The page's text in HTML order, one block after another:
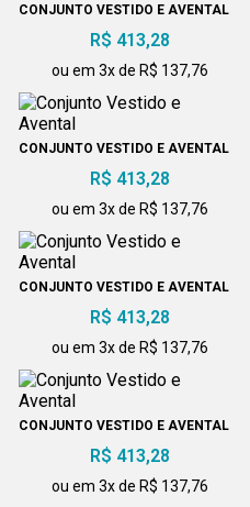
CONJUNTO VESTIDO E AVENTAL
R$ 413,28
ou em 3x de R$ 137,76
CONJUNTO VESTIDO E AVENTAL
R$ 413,28
ou em 3x de R$ 137,76
CONJUNTO VESTIDO E AVENTAL
R$ 413,28
ou em 3x de R$ 137,76
CONJUNTO VESTIDO E AVENTAL
R$ 413,28
ou em 3x de R$ 137,76